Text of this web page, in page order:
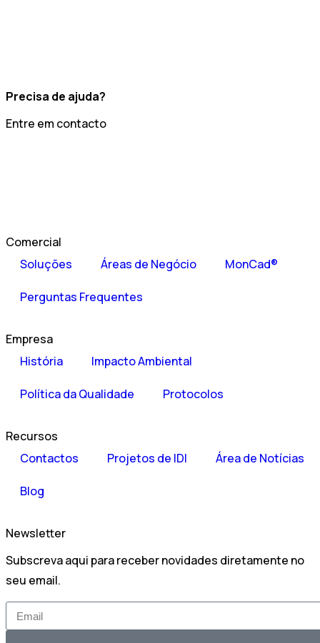
Precisa de ajuda?
Entre em contacto
Comercial
Soluções
Áreas de Negócio MonCad®
Perguntas Frequentes
Empresa
História
Impacto Ambiental
Política da Qualidade Protocolos
Recursos
Contactos
Projetos de IDI Área de Notícias
Blog
Newsletter
Subscreva aqui para receber novidades diretamente no
seu email.